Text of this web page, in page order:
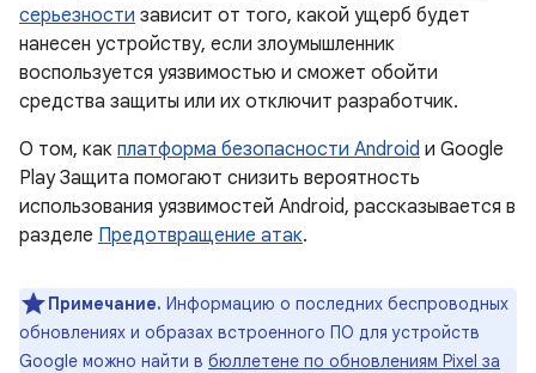
серьезности зависит от того, какой ущерб будет
нанесен устройству, если злоумышленник
воспользуется уязвимостью и сможет обойти
средства защиты или их отключит разработчик.
О том, как платформа безопасности Android и Google
Play Защита помогают снизить вероятность
использования уязвимостей Android, рассказывается в
разделе Предотвращение атак.
Примечание. Информацию о последних беспроводных
обновлениях и образах встроенного ПО для устройств
Google можно найти в бюллетене по обновлениям Pixel за